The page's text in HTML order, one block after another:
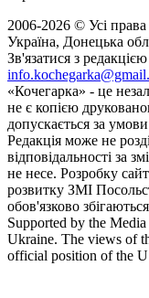
2006-2026 © Усі
Україна, Донецька
Зв'язатися з
«Кочегарка» - це
не є копією
допускається за
Редакція може не
відповідальності за
не несе. Розробку
розвитку ЗМІ
обов'язково
Supported by the
Ukraine. The views of
official position of the